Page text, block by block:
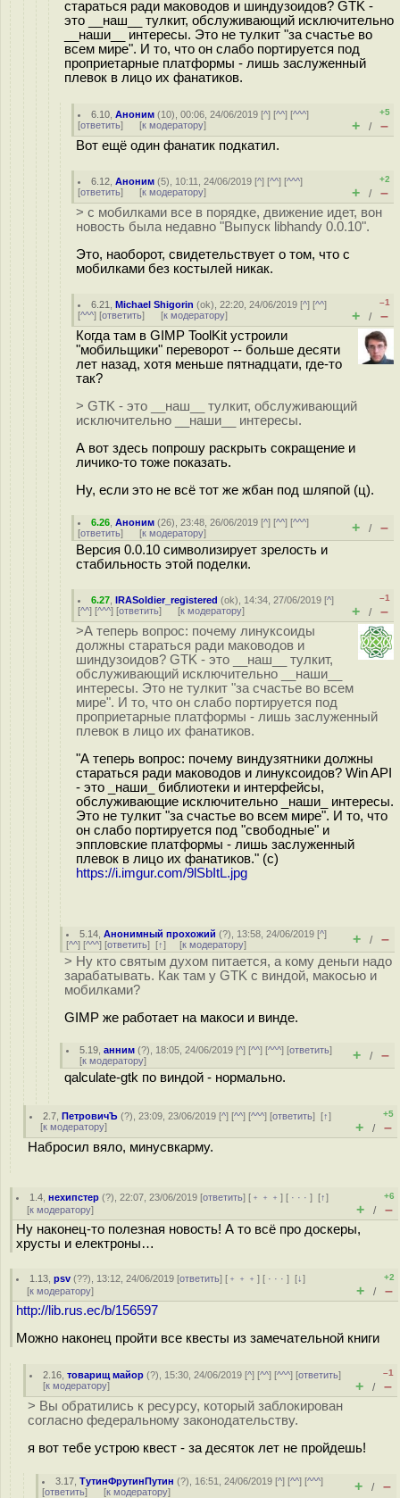
стараться ради маководов и шиндузоидов? GTK -
это __наш__ тулкит, обслуживающий исключительно
__наши__ интересы. Это не тулкит "за счастье во
всем мире". И то, что он слабо портируется под
проприетарные платформы - лишь заслуженный
плевок в лицо их фанатиков.
6.10 ,Аноним (10), 00:06, 24/06/2019 [^] [^^] [^^^]
[ответить] [к модератору]
+5
+ / –
Вот ещё один фанатик подкатил.
6.12 ,Аноним (5), 10:11, 24/06/2019 [^] [^^] [^^^]
[ответить] [к модератору]
+2
+ / –
> с мобилками все в порядке, движение идет, вон
новость была недавно "Выпуск libhandy 0.0.10".
Это, наоборот, свидетельствует о том, что с
мобилками без костылей никак.
6.21 ,Michael Shigorin (ok), 22:20, 24/06/2019 [^] [^^]
[^^^] [ответить] [к модератору]
–1
+ / –
Когда там в GIMP ToolKit устроили
"мобильщики" переворот -- больше десяти
лет назад, хотя меньше пятнадцати, где-то
так?
> GTK - это __наш__ тулкит, обслуживающий
исключительно __наши__ интересы.
А вот здесь попрошу раскрыть сокращение и
личико-то тоже показать.
Ну, если это не всё тот же жбан под шляпой (ц).
6.26 ,Аноним (26), 23:48, 26/06/2019 [^] [^^] [^^^]
[ответить] [к модератору] + / –
Версия 0.0.10 символизирует зрелость и
стабильность этой поделки.
6.27 ,IRASoldier_registered (ok), 14:34, 27/06/2019 [^]
[^^] [^^^] [ответить] [к модератору]
–1
+ / –
>А теперь вопрос: почему линуксоиды
должны стараться ради маководов и
шиндузоидов? GTK - это __наш__ тулкит,
обслуживающий исключительно __наши__
интересы. Это не тулкит "за счастье во всем
мире". И то, что он слабо портируется под
проприетарные платформы - лишь заслуженный
плевок в лицо их фанатиков.
"А теперь вопрос: почему виндузятники должны
стараться ради маководов и линуксоидов? Win API
- это _наши_ библиотеки и интерфейсы,
обслуживающие исключительно _наши_ интересы.
Это не тулкит "за счастье во всем мире". И то, что
он слабо портируется под "свободные" и
эппловские платформы - лишь заслуженный
плевок в лицо их фанатиков." (c)
https://i.imgur.com/9lSbItL.jpg
5.14 ,Анонимный прохожий (?), 13:58, 24/06/2019 [^]
[^^] [^^^] [ответить] [↑] [к модератору] + / –
> Ну кто святым духом питается, а кому деньги надо
зарабатывать. Как там у GTK с виндой, макосью и
мобилками?
GIMP же работает на макоси и винде.
5.19 ,анним (?), 18:05, 24/06/2019 [^] [^^] [^^^] [ответить]
[к модератору] + / –
qalculate-gtk по виндой - нормально.
2.7 ,ПетровичЪ (?), 23:09, 23/06/2019 [^] [^^] [^^^] [ответить][↑]
[к модератору]
+5
+ / –
Набросил вяло, минусвкарму.
1.4 ,нехипстер (?), 22:07, 23/06/2019 [ответить] [ ﹢﹢﹢] [ · · ·][↑]
[к модератору]
+6
+ / –
Ну наконец-то полезная новость! А то всё про доскеры,
хрусты и електроны…
1.13 ,psv (??), 13:12, 24/06/2019 [ответить] [ ﹢﹢﹢] [ · · ·][↓]
[к модератору]
+2
+ / –
http://lib.rus.ec/b/156597
Можно наконец пройти все квесты из замечательной книги
2.16 ,товарищ майор (?), 15:30, 24/06/2019 [^] [^^] [^^^] [ответить]
[к модератору]
–1
+ / –
> Вы обратились к ресурсу, который заблокирован
согласно федеральному законодательству.
я вот тебе устрою квест - за десяток лет не пройдешь!
3.17 ,ТутинФрутинПутин (?), 16:51, 24/06/2019 [^] [^^] [^^^]
[ответить] [к модератору] + / –